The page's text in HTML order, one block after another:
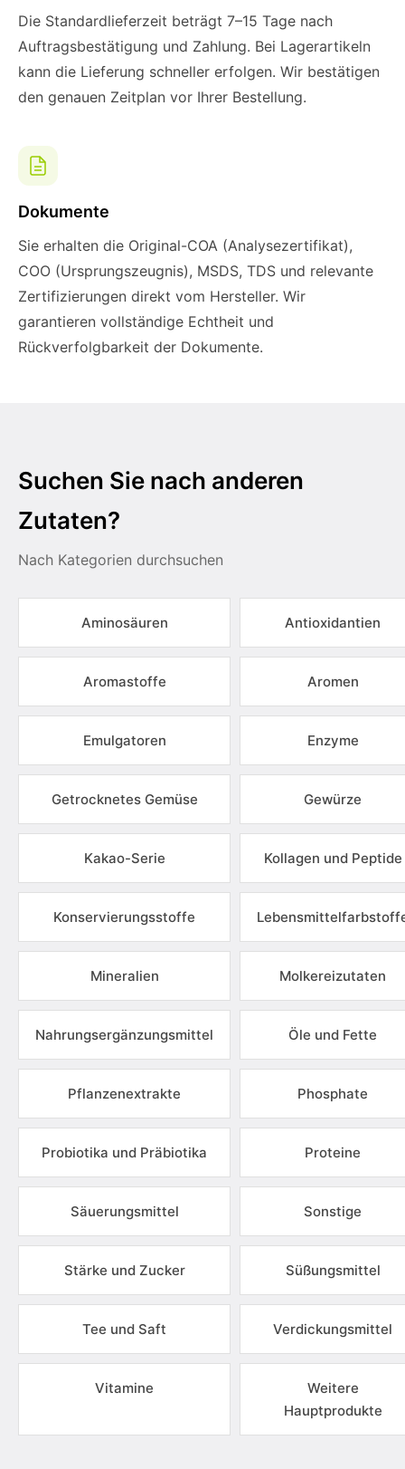
Die Standardlieferzeit beträgt 7–15 Tage nach
Auftragsbestätigung und Zahlung. Bei Lagerartikeln
kann die Lieferung schneller erfolgen. Wir bestätigen
den genauen Zeitplan vor Ihrer Bestellung.
Dokumente
Sie erhalten die Original-COA (Analysezertifikat),
COO (Ursprungszeugnis), MSDS, TDS und relevante
Zertifizierungen direkt vom Hersteller. Wir
garantieren vollständige Echtheit und
Rückverfolgbarkeit der Dokumente.
Suchen Sie nach anderen
Zutaten?
Nach Kategorien durchsuchen
Aminosäuren Antioxidantien
Aromastoffe Aromen
Emulgatoren Enzyme
Getrocknetes Gemüse Gewürze
Kakao-Serie Kollagen und Peptide
Konservierungsstoffe
Mineralien Molkereizutaten
Nahrungsergänzungsmittel Öle und Fette
Pflanzenextrakte Phosphate
Probiotika und Präbiotika Proteine
Säuerungsmittel Sonstige
Stärke und Zucker Süßungsmittel
Tee und Saft Verdickungsmittel
Vitamine
Weitere
Hauptprodukte